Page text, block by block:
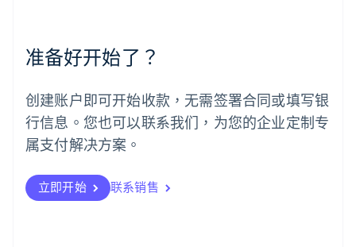
准备好开始了？
创建账户即可开始收款，无需签署合同或填写银
行信息。您也可以联系我们，为您的企业定制专
属支付解决方案。
立即开始 联系销售
挪威
葡萄牙
Português English
日本
日本語English
瑞典
瑞士
DeutschFrançais